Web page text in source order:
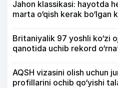
Jahon klassikasi: hayotda
marta o‘qish kerak bo‘lgan
Britaniyalik 97 yoshli ko‘zi
qanotida uchib rekord
AQSH vizasini olish uchun
profillarini ochib qo‘yishi